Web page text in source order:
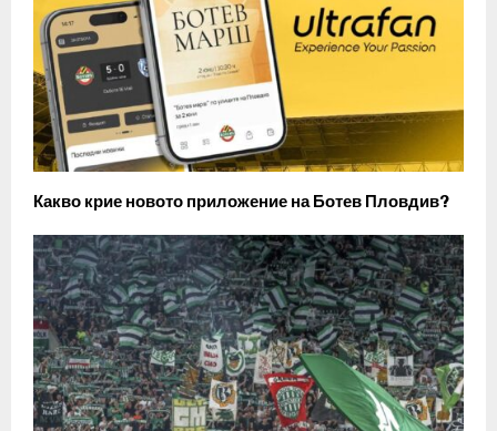
Какво крие новото приложение на Ботев Пловдив?